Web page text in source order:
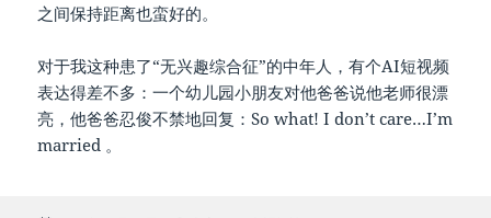
之间保持距离也蛮好的。
对于我这种患了“无兴趣综合征”的中年人，有个AI短视频
表达得差不多：一个幼儿园小朋友对他爸爸说他老师很漂
亮，他爸爸忍俊不禁地回复：So what! I don’t care…I’m
married 。